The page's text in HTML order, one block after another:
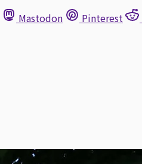
Mastodon Pinterest